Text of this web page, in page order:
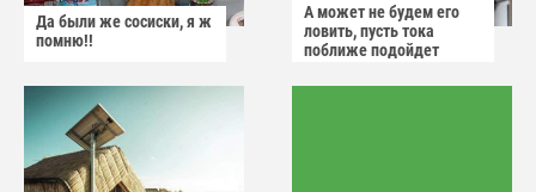
Да были же сосиски, я ж
помню!!
А может не будем его
ловить, пусть тока
поближе подойдет